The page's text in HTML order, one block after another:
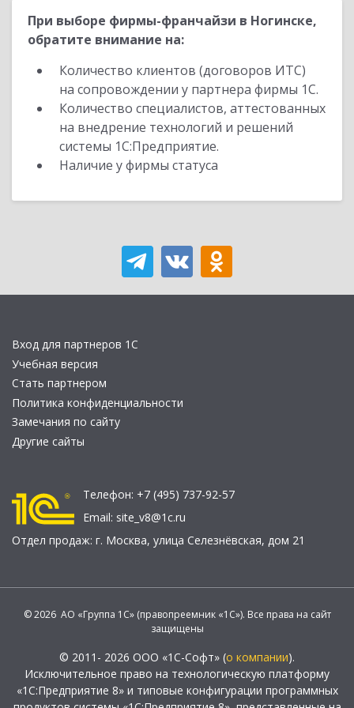
При выборе фирмы-франчайзи в Ногинске,
обратите внимание на:
Количество клиентов (договоров ИТС)
на сопровождении у партнера фирмы 1С.
Количество специалистов, аттестованных
на внедрение технологий и решений
системы 1С:Предприятие.
Наличие у фирмы статуса
Вход для партнеров 1С
Учебная версия
Стать партнером
Политика конфиденциальности
Замечания по сайту
Другие сайты
Телефон: +7 (495) 737-92-57
Email: site_v8@1c.ru
Отдел продаж: г. Москва, улица Селезнёвская, дом 21
© 2026 АО «Группа 1С» (правопреемник «1С»). Все права на сайт
защищены
© 2011- 2026 ООО «1С-Софт» (о компании).
Исключительное право на технологическую платформу
«1С:Предприятие 8» и типовые конфигурации программных